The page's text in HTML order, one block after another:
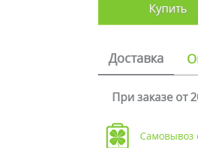
Купить
Доставка
При заказе от
Самовывоз